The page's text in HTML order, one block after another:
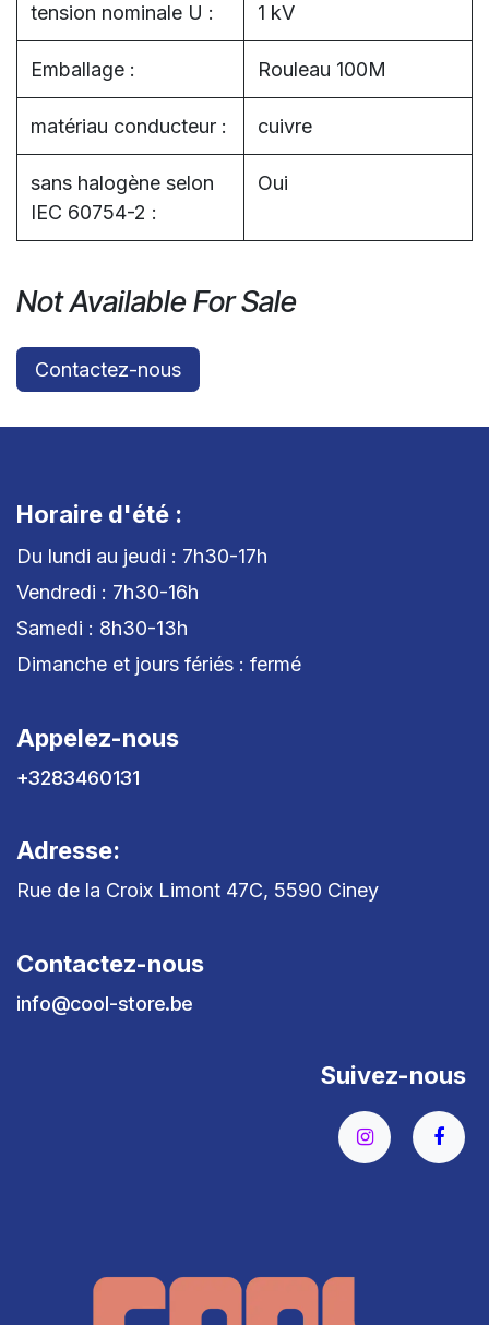
tension nominale U : 1 kV
Emballage : Rouleau 100M
matériau conducteur : cuivre
sans halogène selon
IEC 60754-2 :
Oui
Not Available For Sale
Contactez-nous
Horaire d'été :
Du lundi au jeudi : 7h30-17h
Vendredi : 7h30-16h
Samedi : 8h30-13h
Dimanche et jours fériés : fermé
Appelez-nous
+3283460131
Adresse:
Rue de la Croix Limont 47C, 5590 Ciney
Contactez-nous
info@cool-store.be
Suivez-nous